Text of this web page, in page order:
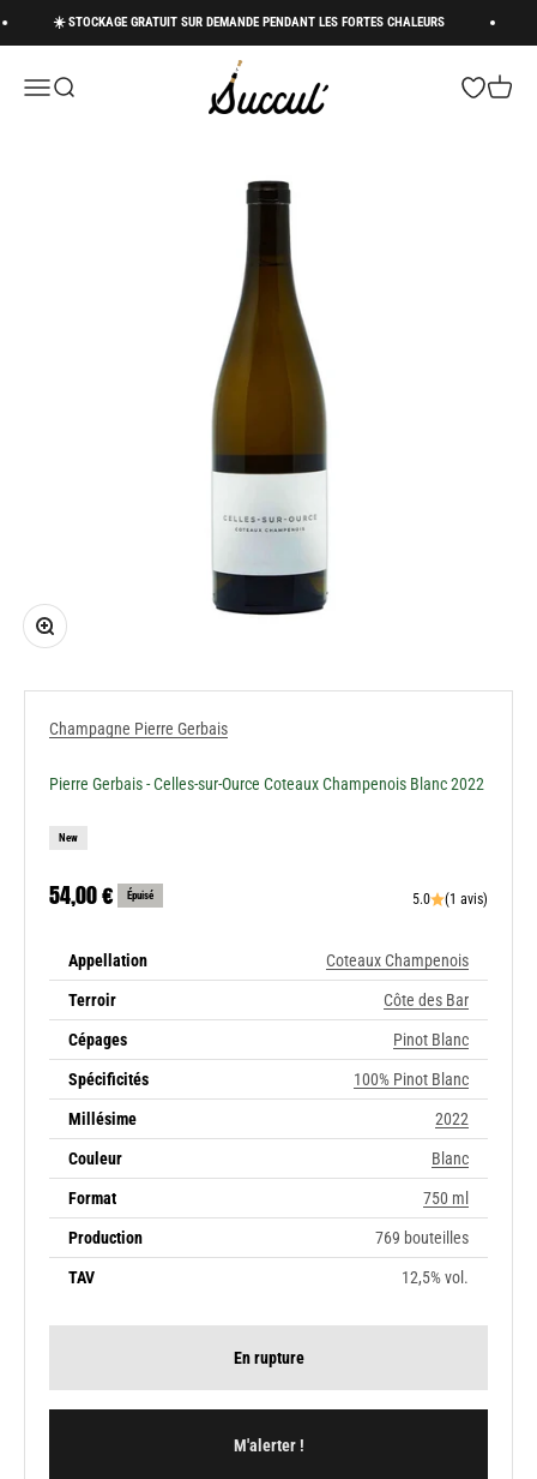
Passer au contenu
☀️ STOCKAGE GRATUIT SUR DEMANDE PENDANT LES FORTES CHALEURS
MenuRecherche
Succul’ • Champagne Shop
Panier
Zoomer sur l'image
Champagne Pierre Gerbais
Pierre Gerbais - Celles-sur-Ource Coteaux Champenois Blanc 2022
New
Prix de vente
54,00 € Épuisé 5.0 (1 avis)
Appellation Coteaux Champenois
Terroir Côte des Bar
Cépages Pinot Blanc
Spécificités 100% Pinot Blanc
Millésime 2022
Couleur Blanc
Format 750 ml
Production 769 bouteilles
TAV 12,5% vol.
En rupture
M'alerter !